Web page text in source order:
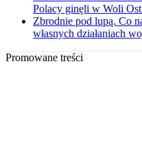
Polacy ginęli w Woli
Zbrodnie pod lupą. Co
własnych działaniach
Promowane treści